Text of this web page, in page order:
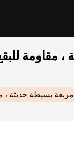
بسيطة حديثة ،